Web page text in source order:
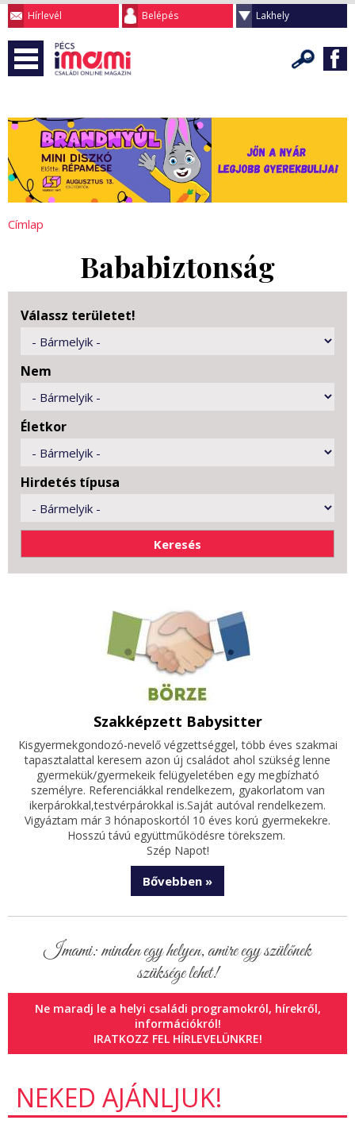
Hírlevél Belépés Lakhely
Címlap
Bababiztonság
Válassz területet!
Nem
Életkor
Hirdetés típusa
Szakképzett Babysitter
Kisgyermekgondozó-nevelő végzettséggel, több éves szakmai
tapasztalattal keresem azon új családot ahol szükség lenne
gyermekük/gyermekeik felügyeletében egy megbízható
személyre. Referenciákkal rendelkezem, gyakorlatom van
ikerpárokkal,testvérpárokkal is.Saját autóval rendelkezem.
Vigyáztam már 3 hónaposkortól 10 éves korú gyermekekre.
Hosszú távú együttműködésre törekszem.
Szép Napot!
Bővebben »
Imami: minden egy helyen, amire egy szülőnek
szüksége lehet!
Ne maradj le a helyi családi programokról, hírekről,
információkról!
IRATKOZZ FEL HÍRLEVELÜNKRE!
NEKED AJÁNLJUK!